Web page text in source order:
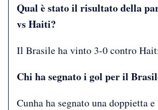
Qual è stato il risultato della
vs Haiti?
Il Brasile ha vinto 3-0 contro
Chi ha segnato i gol per il
Cunha ha segnato una doppietta